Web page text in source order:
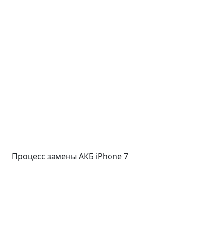
Процесс замены АКБ iPhone 7